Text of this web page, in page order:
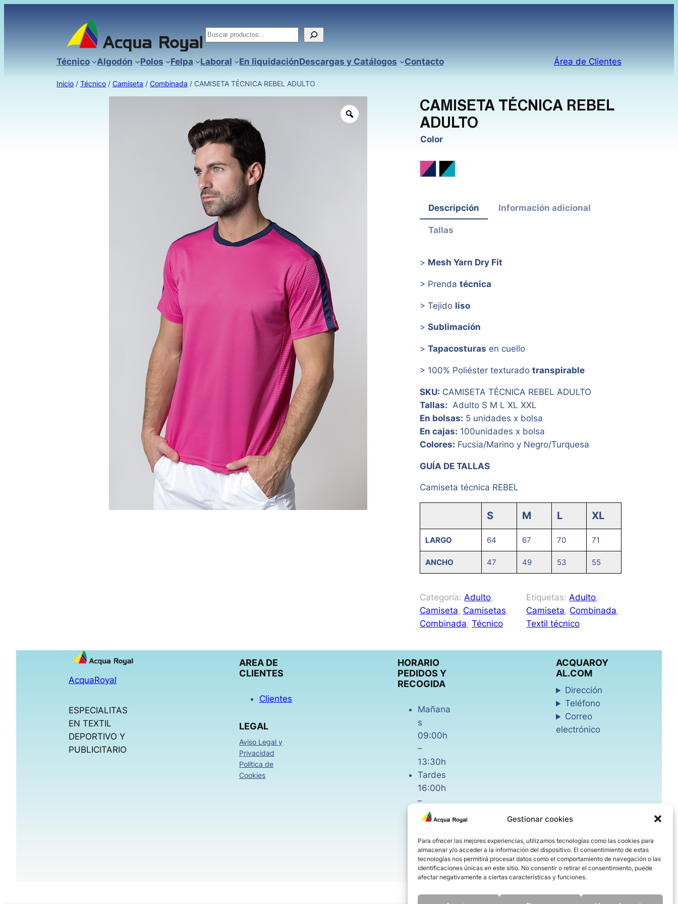
Gestionar cookies
Para ofrecer las mejores experiencias, utilizamos tecnologías como las cookies para
almacenar y/o acceder a la información del dispositivo. El consentimiento de estas
tecnologías nos permitirá procesar datos como el comportamiento de navegación o las
identificaciones únicas en este sitio. No consentir o retirar el consentimiento, puede
afectar negativamente a ciertas características y funciones.
Buscar
Técnico Algodón Polos Felpa Laboral En liquidaciónDescargas y Catálogos Contacto Área de Clientes
Inicio / Técnico / Camiseta / Combinada / CAMISETA TÉCNICA REBEL ADULTO
CAMISETA TÉCNICA REBEL
ADULTO
Color
Fucsia / Marino
Negro / Turquesa
Descripción Información adicional
Tallas
> Mesh Yarn Dry Fit
> Prenda técnica
> Tejido liso
> Sublimación
> Tapacosturas en cuello
> 100% Poliéster texturado transpirable
SKU: CAMISETA TÉCNICA REBEL ADULTO
Tallas: Adulto S M L XL XXL
En bolsas: 5 unidades x bolsa
En cajas: 100unidades x bolsa
Colores: Fucsia/Marino y Negro/Turquesa
GUÍA DE TALLAS
Camiseta técnica REBEL
S M L XL
LARGO 64 67 70 71
ANCHO 47 49 53 55
Categoría: Adulto
Camiseta, Camisetas
Combinada, Técnico
Etiquetas: Adulto
Camiseta, Combinada
Textil técnico
AcquaRoyal
ESPECIALITAS
EN TEXTIL
DEPORTIVO Y
PUBLICITARIO
AREA DE
CLIENTES
Clientes
LEGAL
Aviso Legal y
Privacidad
Política de
Cookies
HORARIO
PEDIDOS Y
RECOGIDA
Mañana
s
09:00h
–
13:30h
Tardes
16:00h
–
18:30h
08:00h
–
14:00h
ACQUAROY
AL.COM
Dirección
Teléfono
Correo
electrónico